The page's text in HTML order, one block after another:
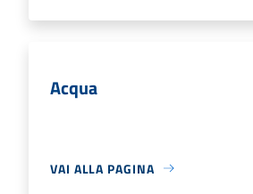
Acqua
VAI ALLA PAGINA